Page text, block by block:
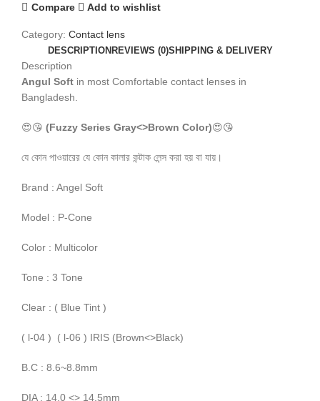
Compare Add to wishlist
Category: Contact lens
DESCRIPTION REVIEWS (0)SHIPPING & DELIVERY
Description
Angul Soft in most Comfortable contact lenses in
Bangladesh.
😍😘 (Fuzzy Series Gray<>Brown Color)😍😘
যে কোন পাওয়ারের যে কোন কালার কন্টাক লেন্স করা হয় বা যায়।
Brand : Angel Soft
Model : P-Cone
Color : Multicolor
Tone : 3 Tone
Clear : ( Blue Tint )
( l-04 ) ( l-06 ) IRIS (Brown<>Black)
B.C : 8.6~8.8mm
DIA : 14.0 <> 14.5mm